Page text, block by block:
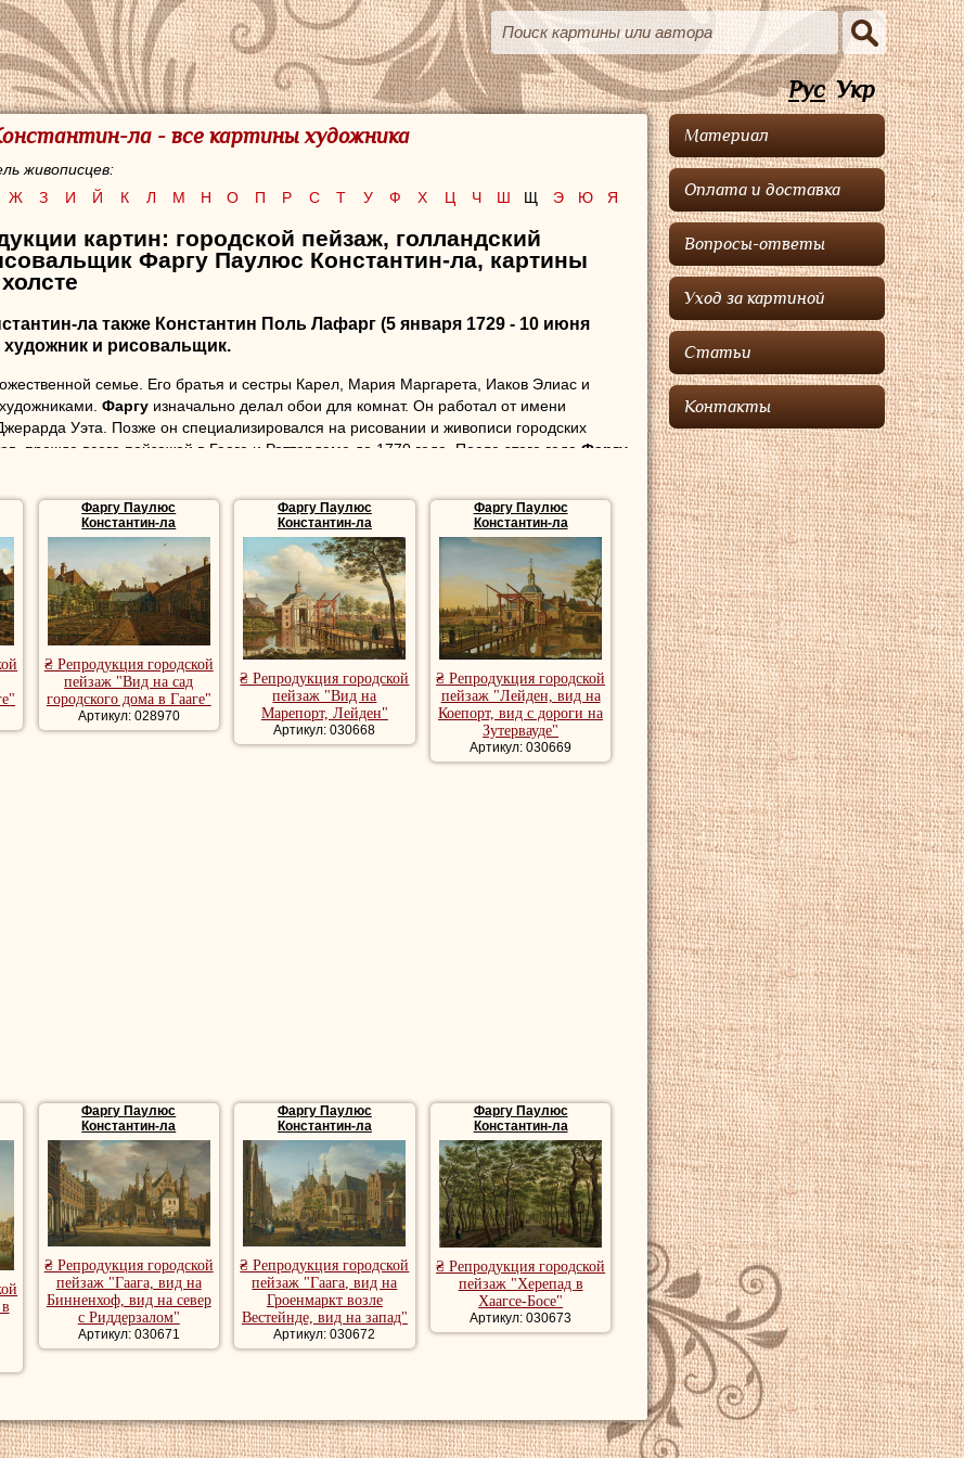
Рус Укр
ла - все картины художника
живописцев:
Ж З И Й К Л М Н О П Р С Т У Ф Х Ц Ч Ш Щ Э Ю Я
картин: городской пейзаж, голландский
Фаргу Паулюс Константин-ла, картины
ла также Константин Поль Лафарг (5 января 1729 - 10 июня
художник и рисовальщик.
семье. Его братья и сестры Карел, Мария Маргарета, Иаков Элиас и
Фаргу изначально делал обои для комнат. Он работал от имени
Уэта. Позже он специализировался на рисовании и живописи городских
прежде всего пейзажей в Гааге и Роттердаме до 1770 года. После этого года Фаргу
Гарлеме, Лейдене и Амстердаме.
портреты и жанровые произведения.
репродукции городской пейзаж, купить картину городской пейзаж, картины
Фаргу Паулюс
Константин-ла
₴ Репродукция городской
пейзаж "Вид на сад
городского дома в Гааге"
Артикул: 028970
Фаргу Паулюс
Константин-ла
₴ Репродукция городской
пейзаж "Вид на
Марепорт, Лейден"
Артикул: 030668
Фаргу Паулюс
Константин-ла
₴ Репродукция городской
пейзаж "Лейден, вид на
Коепорт, вид с дороги на
Зутервауде"
Артикул: 030669
Фаргу Паулюс
Константин-ла
₴ Репродукция городской
пейзаж "Гаага, вид на
Бинненхоф, вид на север
с Риддерзалом"
Артикул: 030671
Фаргу Паулюс
Константин-ла
₴ Репродукция городской
пейзаж "Гаага, вид на
Гроенмаркт возле
Вестейнде, вид на запад"
Артикул: 030672
Фаргу Паулюс
Константин-ла
₴ Репродукция городской
пейзаж "Херепад в
Хаагсе-Босе"
Артикул: 030673
Материал
Оплата и доставка
Вопросы-ответы
Уход за картиной
Статьи
Контакты